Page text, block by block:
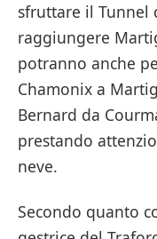
sfruttare il Tunnel
raggiungere
potranno anche
Chamonix a
Bernard da
prestando
neve.
Secondo quanto